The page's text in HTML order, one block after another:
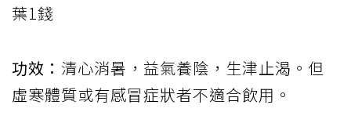
葉1錢
功效： 清心消暑，益氣養陰，生津止渴。但
虛寒體質或有感冒症狀者不適合飲用。